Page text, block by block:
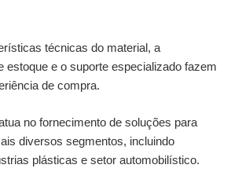
técnicas do material, a
estoque e o suporte especializado fazem
de compra.
no fornecimento de soluções para
diversos segmentos, incluindo
plásticas e setor automobilístico.